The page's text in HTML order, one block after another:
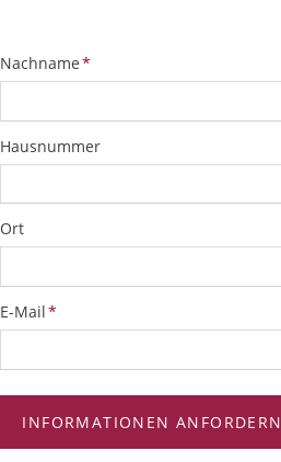
Pflichtfeld
Nachname*
Hausnummer
Ort
Pflichtfeld
E-Mail*
INFORMATIONEN ANFORDERN